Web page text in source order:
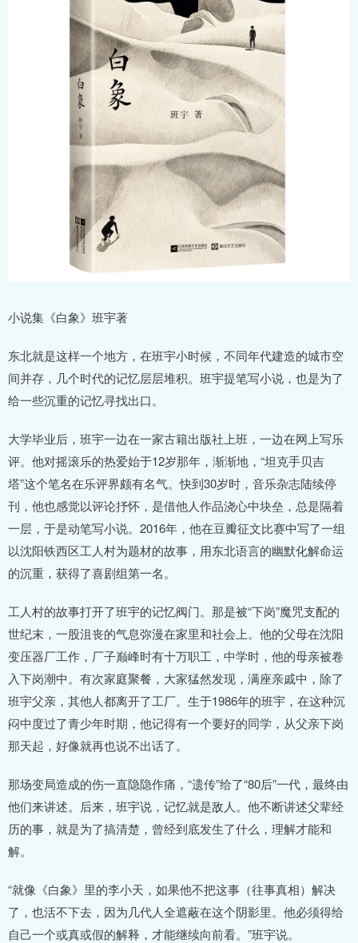
小说集《白象》班宇著
东北就是这样一个地方，在班宇小时候，不同年代建造的城市空
间并存，几个时代的记忆层层堆积。班宇提笔写小说，也是为了
给一些沉重的记忆寻找出口。
大学毕业后，班宇一边在一家古籍出版社上班，一边在网上写乐
评。他对摇滚乐的热爱始于12岁那年，渐渐地，“坦克手贝吉
塔”这个笔名在乐评界颇有名气。快到30岁时，音乐杂志陆续停
刊，他也感觉以评论抒怀，是借他人作品浇心中块垒，总是隔着
一层，于是动笔写小说。2016年，他在豆瓣征文比赛中写了一组
以沈阳铁西区工人村为题材的故事，用东北语言的幽默化解命运
的沉重，获得了喜剧组第一名。
工人村的故事打开了班宇的记忆阀门。那是被“下岗”魔咒支配的
世纪末，一股沮丧的气息弥漫在家里和社会上。他的父母在沈阳
变压器厂工作，厂子巅峰时有十万职工，中学时，他的母亲被卷
入下岗潮中。有次家庭聚餐，大家猛然发现，满座亲戚中，除了
班宇父亲，其他人都离开了工厂。生于1986年的班宇，在这种沉
闷中度过了青少年时期，他记得有一个要好的同学，从父亲下岗
那天起，好像就再也说不出话了。
那场变局造成的伤一直隐隐作痛，“遗传”给了“80后”一代，最终由
他们来讲述。后来，班宇说，记忆就是敌人。他不断讲述父辈经
历的事，就是为了搞清楚，曾经到底发生了什么，理解才能和
解。
“就像《白象》里的李小天，如果他不把这事（往事真相）解决
了，也活不下去，因为几代人全遮蔽在这个阴影里。他必须得给
自己一个或真或假的解释，才能继续向前看。”班宇说。